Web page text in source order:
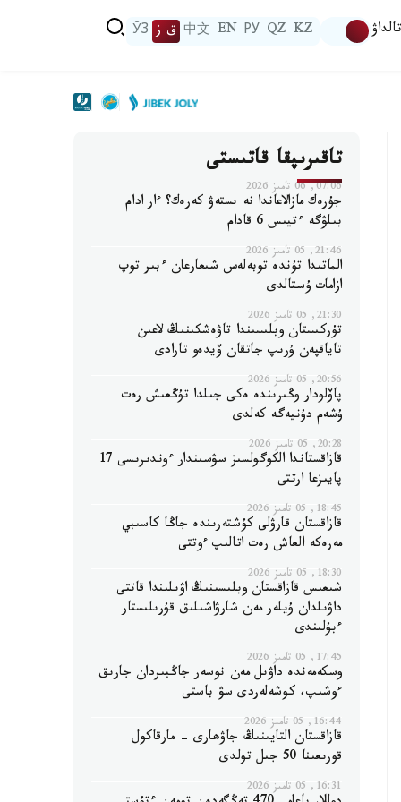
تالداۋ KZ
QZ
РУ
EN
中文 ق ز ЎЗ
تاقىرىپقا قاتىستى
07:06, 06 تامىز 2026
جۇرەك مازالاعاندا نە ىستەۋ كەرەك؟ ءار ادام
بىلۋگە ءتيىس 6 قادام
21:46, 05 تامىز 2026
الماتىدا تۇندە توبەلەس شىعارعان ءبىر توپ
ازامات ۇستالدى
21:30, 05 تامىز 2026
تۇركىستان وبلىسىندا تاۋەشكىنىڭ لاعىن
تاياقپەن ۇرىپ جاتقان ۆيدەو تارادى
20:56, 05 تامىز 2026
پاۆلودار وڭىرىندە ەكى جىلدا تۇڭعىش رەت
ۇشەم دۇنيەگە كەلدى
20:28, 05 تامىز 2026
قازاقستاندا الكوگولسىز سۋسىندار ءوندىرىسى 17
پايىزعا ارتتى
18:45, 05 تامىز 2026
قازاقستان قارۋلى كۇشتەرىندە جاڭا كاسىبي
مەرەكە العاش رەت اتالىپ ءوتتى
18:30, 05 تامىز 2026
شىعىس قازاقستان وبلىسىنىڭ اۋىلىندا قاتتى
داۋىلدان ۇيلەر مەن شارۋاشىلىق قۇرىلىستار
ءبۇلىندى
17:45, 05 تامىز 2026
وسكەمەندە داۋىل مەن نوسەر جاڭبىردان جارىق
ءوشىپ، كوشەلەردى سۋ باستى
16:44, 05 تامىز 2026
قازاقستان التايىنىڭ جاۋھارى - مارقاكول
قورىعىنا 50 جىل تولدى
16:31, 05 تامىز 2026